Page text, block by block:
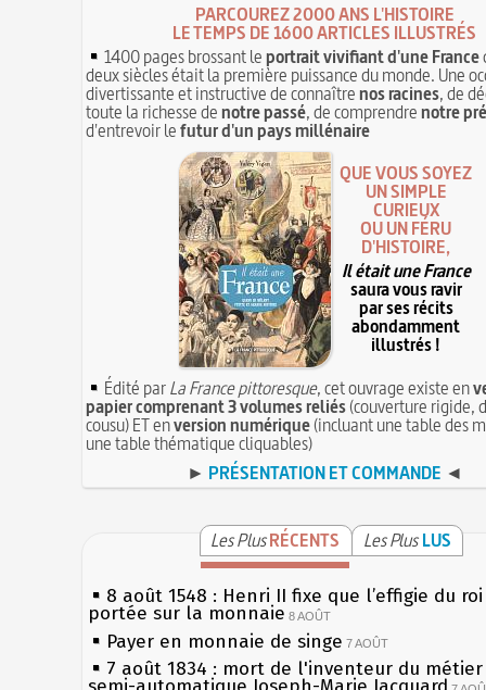
PARCOUREZ 2000 ANS L'HISTOIRE
LE TEMPS DE 1600 ARTICLES ILLUSTRÉS
1400 pages brossant leportrait vivifiant d'une France
deux siècles était la première puissance du monde. Une
divertissante et instructive de connaîtrenos racines, de
toute la richesse denotre passé, de comprendrenotre
d'entrevoir lefutur d'un pays millénaire
QUE VOUS SOYEZ
UN SIMPLE
CURIEUX
OU UN FÉRU
D'HISTOIRE,
Il était une France
saura vous ravir
par ses récits
abondamment
illustrés !
Édité parLa France pittoresque, cet ouvrage existe en
papier comprenant 3 volumes reliés(couverture rigide,
cousu) ET enversion numérique(incluant une table des
une table thématique cliquables)
► PRÉSENTATION ET COMMANDE ◄
Les PlusRÉCENTS Les Plus LUS
8 août 1548 : Henri II fixe que l’effigie du
portée sur la monnaie 8 AOÛT
Payer en monnaie de singe 7 AOÛT
7 août 1834 : mort de l'inventeur du